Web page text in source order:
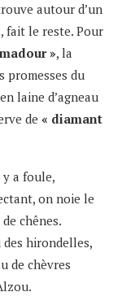
autour d’un
fait le reste. Pour
», la
promesses du
laine d’agneau
de « diamant
a foule,
on noie le
chênes.
des hirondelles,
de chèvres